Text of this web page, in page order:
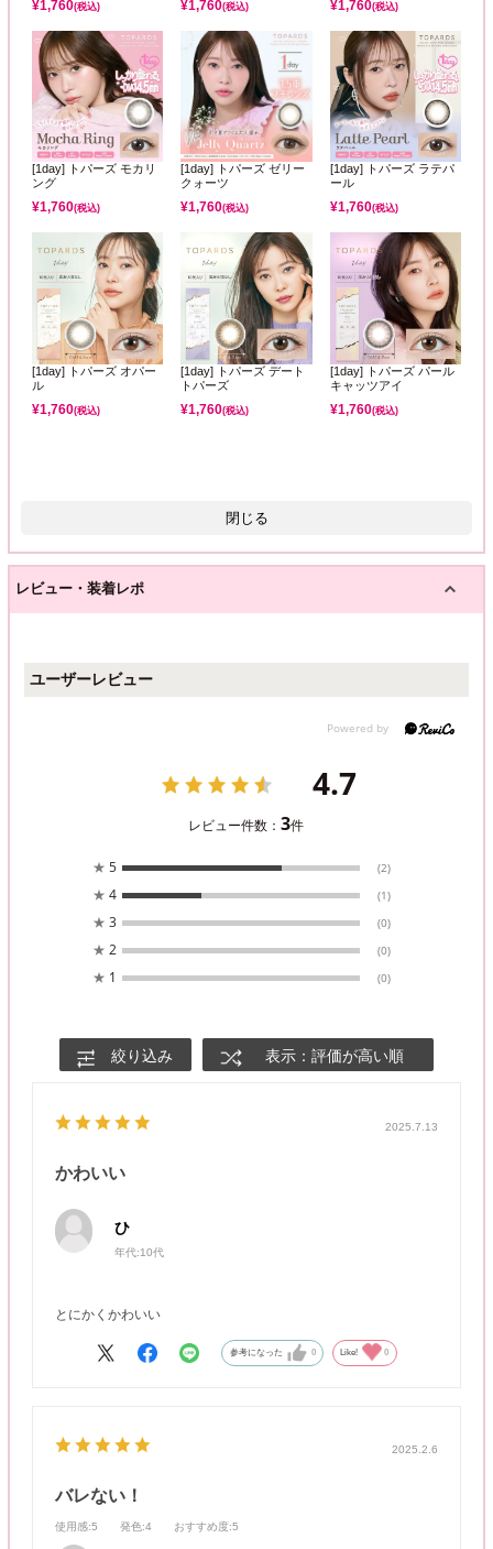
¥1,760(税込) ¥1,760(税込) ¥1,760(税込)
[1day] トパーズ モカリ
ング
¥1,760(税込)
[1day] トパーズ ゼリー
クォーツ
¥1,760(税込)
[1day] トパーズ ラテパ
ール
¥1,760(税込)
[1day] トパーズ オパー
ル
¥1,760(税込)
[1day] トパーズ デート
トパーズ
¥1,760(税込)
[1day] トパーズ パール
キャッツアイ
¥1,760(税込)
閉じる
レビュー・装着レポ
ユーザーレビュー
4.7
レビュー件数：3件
★ 5 (2)
★ 4 (1)
★ 3 (0)
★ 2 (0)
★ 1 (0)
絞り込み 表示：評価が高い順
2025.7.13
かわいい
ひ
年代:10代
とにかくかわいい
参考になった 0 Like! 0
2025.2.6
バレない！
使用感:5 発色:4 おすすめ度:5